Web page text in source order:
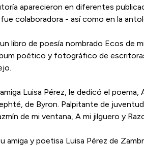
aparecieron en diferentes
colaboradora - así como en la
libro de poesía nombrado Ecos de
poético y fotográfico de
Luisa Pérez, le dedicó el
de Byron. Palpitante de
de mi ventana, A mi jilguero y
amiga y poetisa Luisa Pérez de